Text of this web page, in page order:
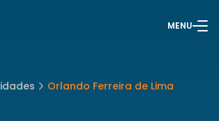
MENU
Orlando Ferreira de Lima